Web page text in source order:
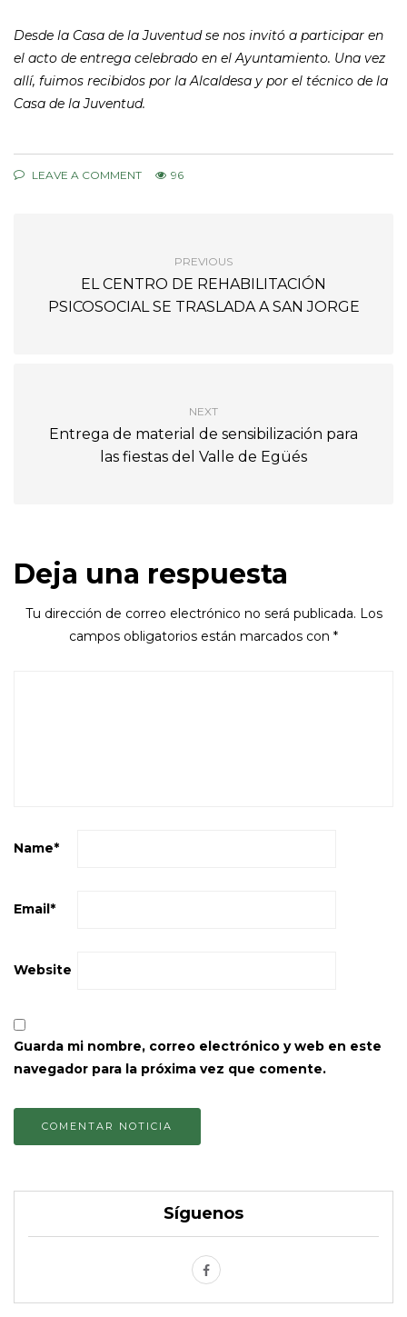
Desde la Casa de la Juventud se nos invitó a participar en
el acto de entrega celebrado en el Ayuntamiento. Una vez
allí, fuimos recibidos por la Alcaldesa y por el técnico de la
Casa de la Juventud.
LEAVE A COMMENT 96
PREVIOUS
EL CENTRO DE REHABILITACIÓN
PSICOSOCIAL SE TRASLADA A SAN JORGE
NEXT
Entrega de material de sensibilización para
las fiestas del Valle de Egüés
Deja una respuesta
Tu dirección de correo electrónico no será publicada. Los
campos obligatorios están marcados con *
Name*
Email*
Website
Guarda mi nombre, correo electrónico y web en este
navegador para la próxima vez que comente.
Síguenos